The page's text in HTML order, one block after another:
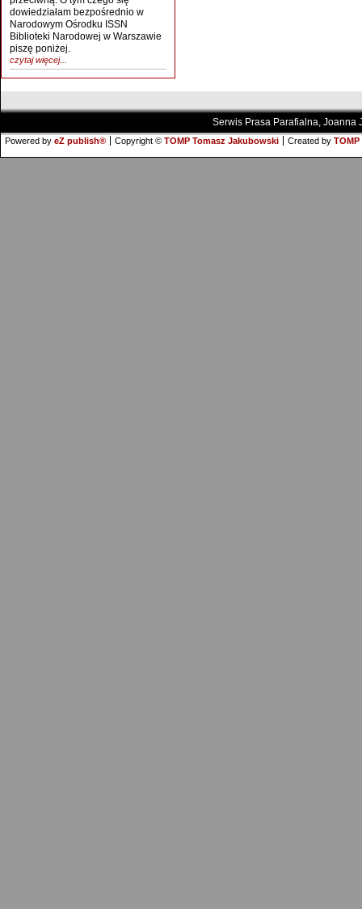
dowiedziałam bezpośrednio w
Narodowym Ośrodku ISSN
Biblioteki Narodowej w Warszawie
piszę poniżej.
czytaj więcej...
Serwis Prasa Parafialna, Joanna
Powered by eZ publish® Copyright © TOMP Tomasz Jakubowski Created by TOMP